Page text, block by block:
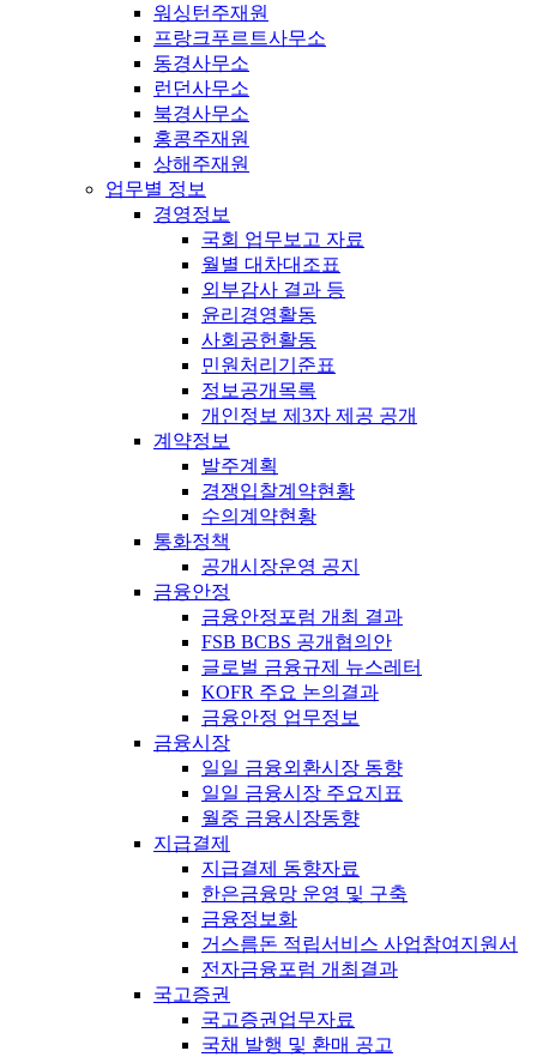
워싱턴주재원
프랑크푸르트사무소
동경사무소
런던사무소
북경사무소
홍콩주재원
상해주재원
업무별 정보
경영정보
국회 업무보고 자료
월별 대차대조표
외부감사 결과 등
윤리경영활동
사회공헌활동
민원처리기준표
정보공개목록
개인정보 제3자 제공 공개
계약정보
발주계획
경쟁입찰계약현황
수의계약현황
통화정책
공개시장운영 공지
금융안정
금융안정포럼 개최 결과
FSB BCBS 공개협의안
글로벌 금융규제 뉴스레터
KOFR 주요 논의결과
금융안정 업무정보
금융시장
일일 금융외환시장 동향
일일 금융시장 주요지표
월중 금융시장동향
지급결제
지급결제 동향자료
한은금융망 운영 및 구축
금융정보화
거스름돈 적립서비스 사업참여지원서
전자금융포럼 개최결과
국고증권
국고증권업무자료
국채 발행 및 환매 공고